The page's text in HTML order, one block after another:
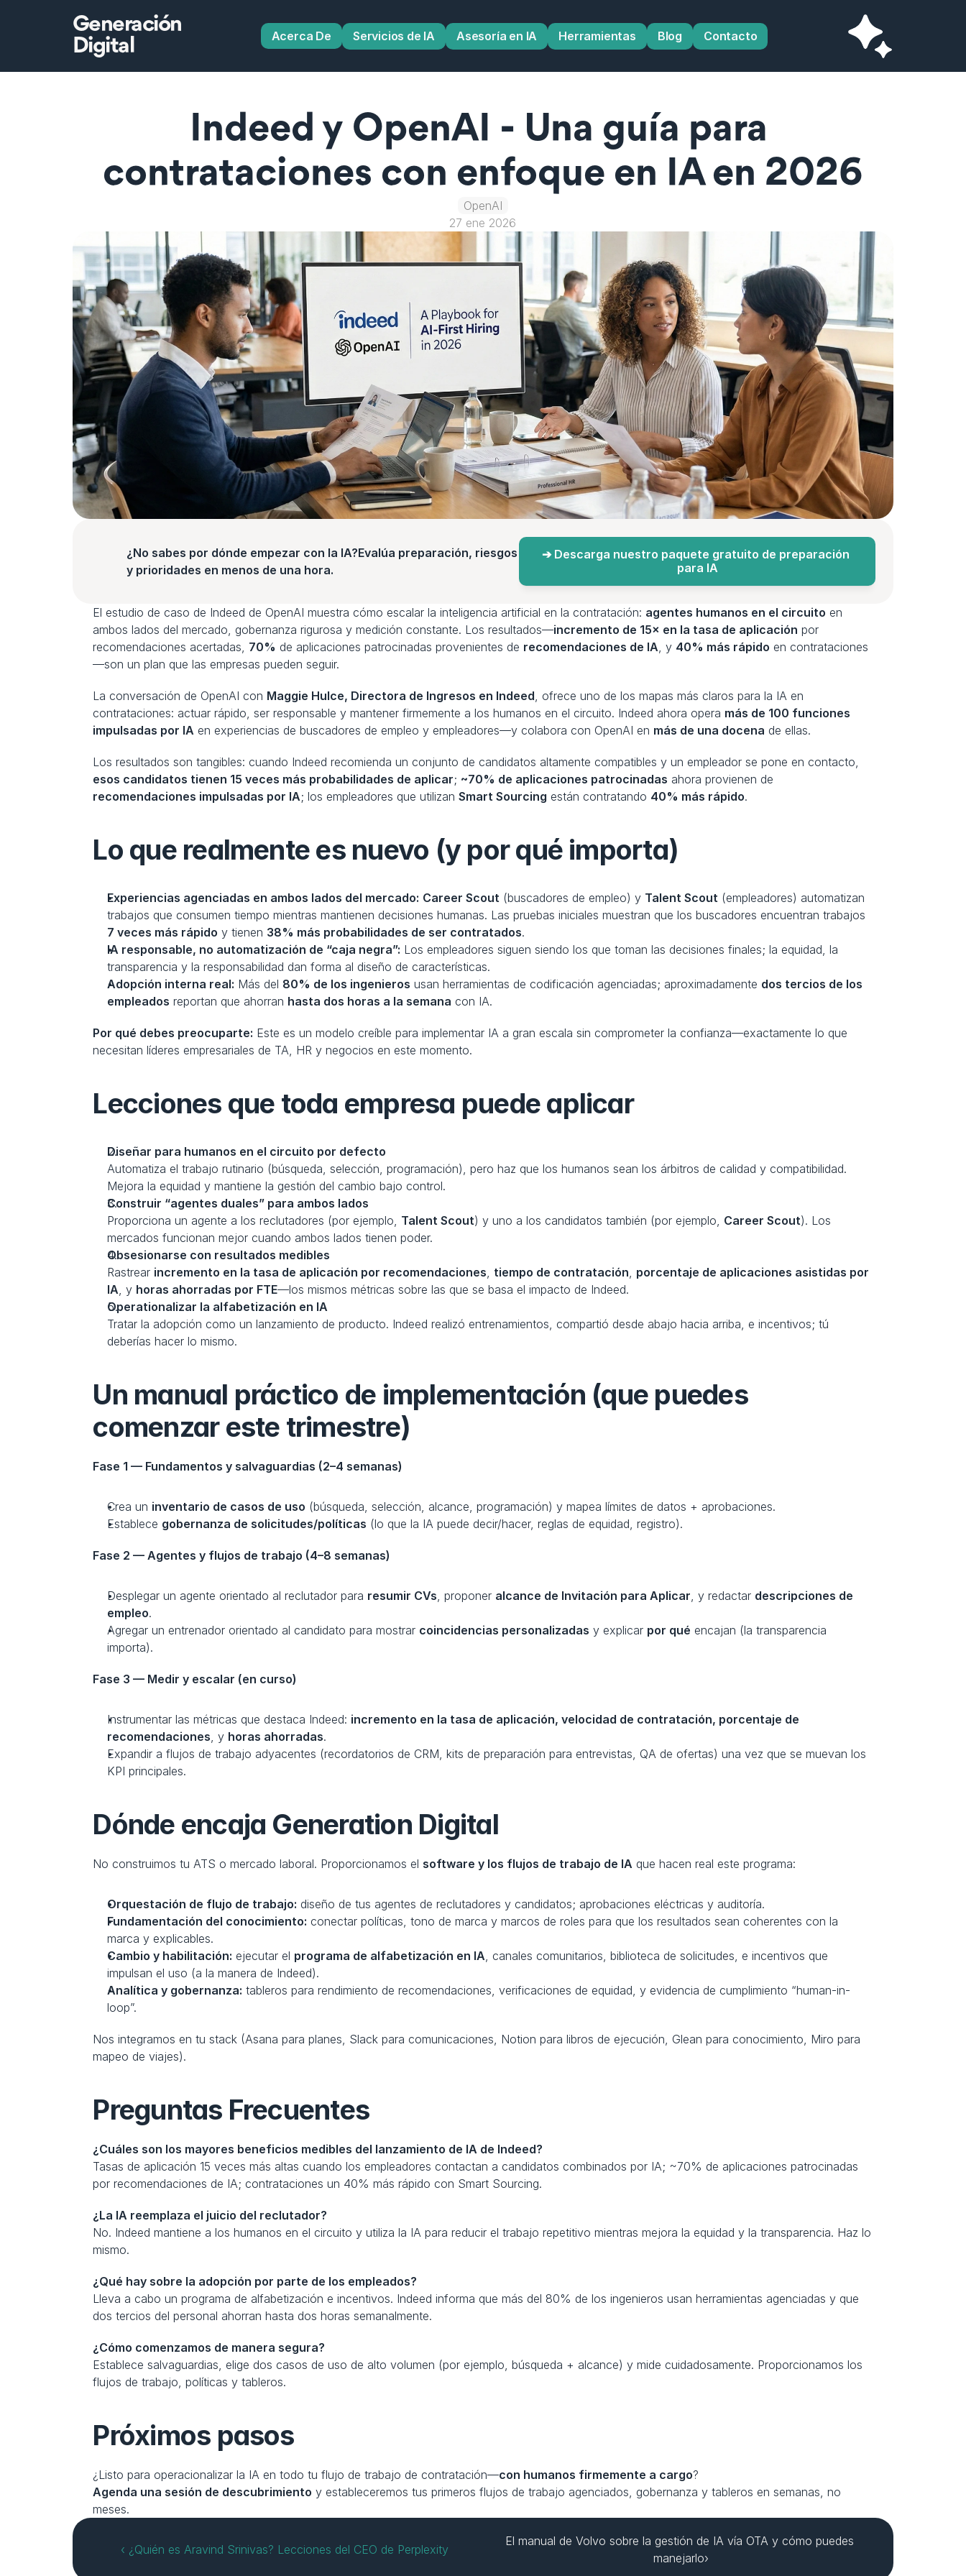
Generación
Digital
Acerca De Servicios de IA Asesoría en IA Herramientas Blog Contacto
Indeed y OpenAI - Una guía para
contrataciones con enfoque en IA en 2026
OpenAI
27 ene 2026
¿No sabes por dónde empezar con la IA?Evalúa preparación, riesgos
y prioridades en menos de una hora.
➔ Descarga nuestro paquete gratuito de preparación
para IA
El estudio de caso de Indeed de OpenAI muestra cómo escalar la inteligencia artificial en la contratación: agentes humanos en el circuito en
ambos lados del mercado, gobernanza rigurosa y medición constante. Los resultados—incremento de 15× en la tasa de aplicación por
recomendaciones acertadas, 70% de aplicaciones patrocinadas provenientes de recomendaciones de IA, y 40% más rápido en contrataciones
—son un plan que las empresas pueden seguir.
La conversación de OpenAI con Maggie Hulce, Directora de Ingresos en Indeed, ofrece uno de los mapas más claros para la IA en
contrataciones: actuar rápido, ser responsable y mantener firmemente a los humanos en el circuito. Indeed ahora opera más de 100 funciones
impulsadas por IA en experiencias de buscadores de empleo y empleadores—y colabora con OpenAI en más de una docena de ellas.
esos candidatos tienen 15 veces más probabilidades de aplicar; ~70% de aplicaciones patrocinadas
recomendaciones impulsadas por IA; los empleadores que utilizan Smart Sourcing están contratando 40% más rápido.
Lo que realmente es nuevo (y por qué importa)
Experiencias agenciadas en ambos lados del mercado: Career Scout (buscadores de empleo) y Talent Scout (empleadores) automatizan
7 veces más rápido y tienen 38% más probabilidades de ser contratados.
IA responsable, no automatización de “caja negra”: Los empleadores siguen siendo los que toman las decisiones finales; la equidad, la
transparencia y la responsabilidad dan forma al diseño de características.
Adopción interna real: Más del 80% de los ingenieros usan herramientas de codificación agenciadas; aproximadamente dos tercios de los
empleados reportan que ahorran hasta dos horas a la semana con IA.
Por qué debes preocuparte: Este es un modelo creíble para implementar IA a gran escala sin comprometer la confianza—exactamente lo que
necesitan líderes empresariales de TA, HR y negocios en este momento.
Lecciones que toda empresa puede aplicar
Diseñar para humanos en el circuito por defecto
Automatiza el trabajo rutinario (búsqueda, selección, programación), pero haz que los humanos sean los árbitros de calidad y compatibilidad.
Mejora la equidad y mantiene la gestión del cambio bajo control.
Construir “agentes duales” para ambos lados
Proporciona un agente a los reclutadores (por ejemplo, Talent Scout) y uno a los candidatos también (por ejemplo, Career Scout). Los
mercados funcionan mejor cuando ambos lados tienen poder.
Obsesionarse con resultados medibles
Rastrear incremento en la tasa de aplicación por recomendaciones, tiempo de contratación, porcentaje de aplicaciones asistidas por
IA, y horas ahorradas por FTE—los mismos métricas sobre las que se basa el impacto de Indeed.
Operationalizar la alfabetización en IA
Tratar la adopción como un lanzamiento de producto. Indeed realizó entrenamientos, compartió desde abajo hacia arriba, e incentivos; tú
deberías hacer lo mismo.
Un manual práctico de implementación (que puedes
comenzar este trimestre)
Fase 1 — Fundamentos y salvaguardias (2–4 semanas)
Crea un inventario de casos de uso (búsqueda, selección, alcance, programación) y mapea límites de datos + aprobaciones.
Establece gobernanza de solicitudes/políticas (lo que la IA puede decir/hacer, reglas de equidad, registro).
Fase 2 — Agentes y flujos de trabajo (4–8 semanas)
Desplegar un agente orientado al reclutador para resumir CVs, proponer alcance de Invitación para Aplicar, y redactar descripciones de
empleo.
Agregar un entrenador orientado al candidato para mostrar coincidencias personalizadas y explicar por qué encajan (la transparencia
importa).
Fase 3 — Medir y escalar (en curso)
Instrumentar las métricas que destaca Indeed: incremento en la tasa de aplicación, velocidad de contratación, porcentaje de
recomendaciones, y horas ahorradas.
Expandir a flujos de trabajo adyacentes (recordatorios de CRM, kits de preparación para entrevistas, QA de ofertas) una vez que se muevan los
KPI principales.
Dónde encaja Generation Digital
No construimos tu ATS o mercado laboral. Proporcionamos el software y los flujos de trabajo de IA que hacen real este programa:
Orquestación de flujo de trabajo: diseño de tus agentes de reclutadores y candidatos; aprobaciones eléctricas y auditoría.
Fundamentación del conocimiento: conectar políticas, tono de marca y marcos de roles para que los resultados sean coherentes con la
marca y explicables.
Cambio y habilitación: ejecutar el programa de alfabetización en IA, canales comunitarios, biblioteca de solicitudes, e incentivos que
impulsan el uso (a la manera de Indeed).
Analítica y gobernanza: tableros para rendimiento de recomendaciones, verificaciones de equidad, y evidencia de cumplimiento “human-in-
loop”.
Nos integramos en tu stack (Asana para planes, Slack para comunicaciones, Notion para libros de ejecución, Glean para conocimiento, Miro para
mapeo de viajes).
Preguntas Frecuentes
¿Cuáles son los mayores beneficios medibles del lanzamiento de IA de Indeed?
Tasas de aplicación 15 veces más altas cuando los empleadores contactan a candidatos combinados por IA; ~70% de aplicaciones patrocinadas
por recomendaciones de IA; contrataciones un 40% más rápido con Smart Sourcing.
¿La IA reemplaza el juicio del reclutador?
No. Indeed mantiene a los humanos en el circuito y utiliza la IA para reducir el trabajo repetitivo mientras mejora la equidad y la transparencia. Haz lo
mismo.
¿Qué hay sobre la adopción por parte de los empleados?
Lleva a cabo un programa de alfabetización e incentivos. Indeed informa que más del 80% de los ingenieros usan herramientas agenciadas y que
dos tercios del personal ahorran hasta dos horas semanalmente.
¿Cómo comenzamos de manera segura?
Establece salvaguardias, elige dos casos de uso de alto volumen (por ejemplo, búsqueda + alcance) y mide cuidadosamente. Proporcionamos los
flujos de trabajo, políticas y tableros.
Próximos pasos
¿Listo para operacionalizar la IA en todo tu flujo de trabajo de contratación—con humanos firmemente a cargo?
Agenda una sesión de descubrimiento y estableceremos tus primeros flujos de trabajo agenciados, gobernanza y tableros en semanas, no
meses.
‹ ¿Quién es Aravind Srinivas? Lecciones del CEO de Perplexity
El manual de Volvo sobre la gestión de IA vía OTA y cómo puedes
manejarlo›